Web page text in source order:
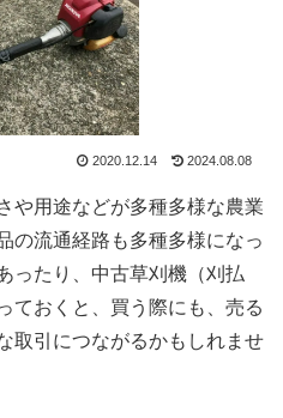
2020.12.14 2024.08.08
や用途などが多種多様な農業
の流通経路も多種多様になっ
ったり、中古草刈機（刈払
ておくと、買う際にも、売る
取引につながるかもしれませ